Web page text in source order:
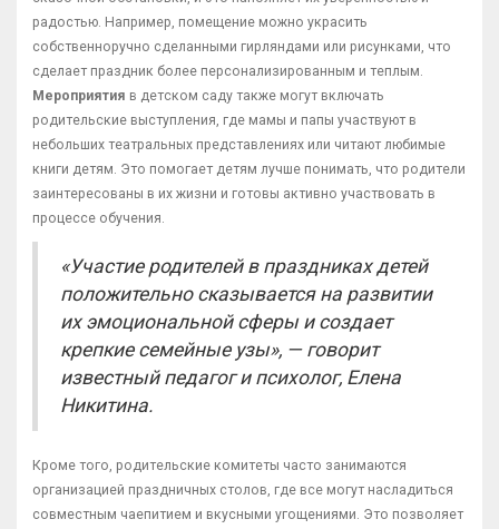
радостью. Например, помещение можно украсить
собственноручно сделанными гирляндами или рисунками, что
сделает праздник более персонализированным и теплым.
Мероприятия в детском саду также могут включать
родительские выступления, где мамы и папы участвуют в
небольших театральных представлениях или читают любимые
книги детям. Это помогает детям лучше понимать, что родители
заинтересованы в их жизни и готовы активно участвовать в
процессе обучения.
«Участие родителей в праздниках детей
положительно сказывается на развитии
их эмоциональной сферы и создает
крепкие семейные узы», — говорит
известный педагог и психолог, Елена
Никитина.
Кроме того, родительские комитеты часто занимаются
организацией праздничных столов, где все могут насладиться
совместным чаепитием и вкусными угощениями. Это позволяет